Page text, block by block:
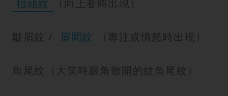
抬頭紋 （向上看時出現）
皺眉紋 / 眉間紋 （專注或憤怒時出現）
魚尾紋（大笑時眼角散開的紋魚尾紋）